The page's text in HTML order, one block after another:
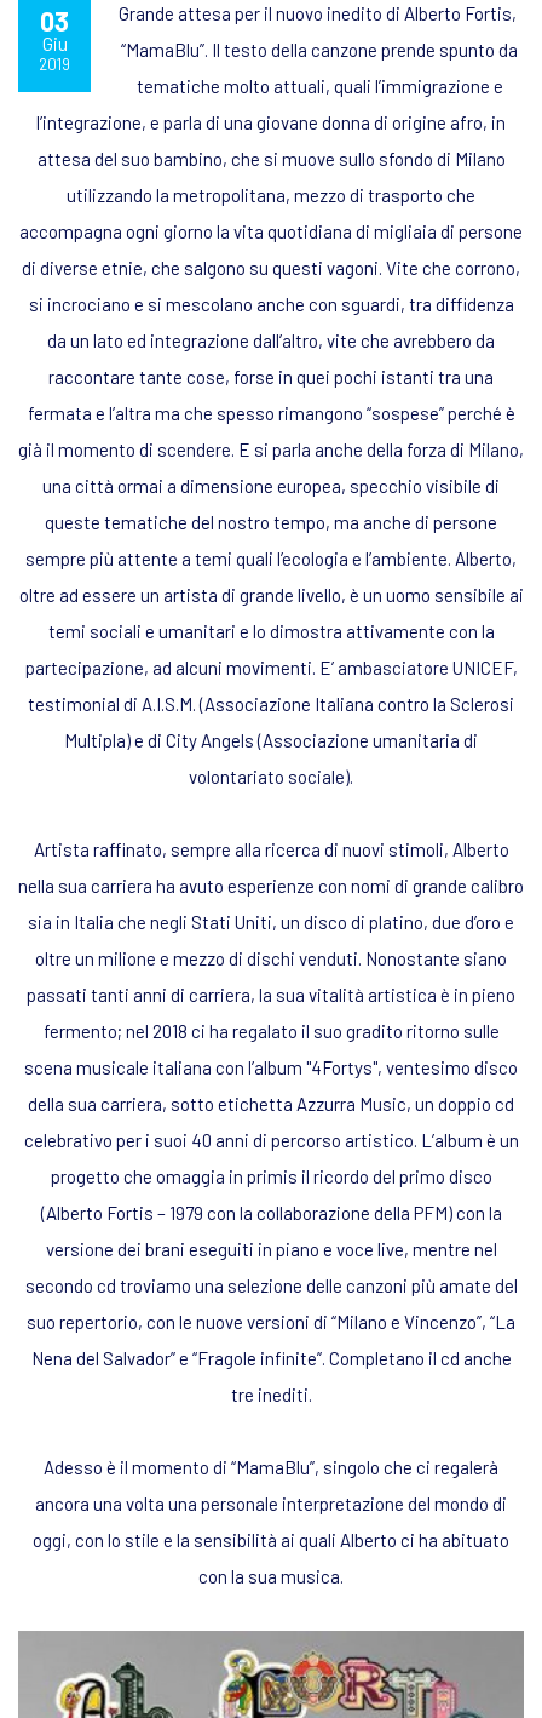
03
Giu
2019
Grande attesa per il nuovo inedito di Alberto Fortis,
“MamaBlu”. Il testo della canzone prende spunto da
tematiche molto attuali, quali l’immigrazione e
l’integrazione, e parla di una giovane donna di origine afro, in
attesa del suo bambino, che si muove sullo sfondo di Milano
utilizzando la metropolitana, mezzo di trasporto che
accompagna ogni giorno la vita quotidiana di migliaia di persone
di diverse etnie, che salgono su questi vagoni. Vite che corrono,
si incrociano e si mescolano anche con sguardi, tra diffidenza
da un lato ed integrazione dall’altro, vite che avrebbero da
raccontare tante cose, forse in quei pochi istanti tra una
fermata e l’altra ma che spesso rimangono “sospese” perché è
già il momento di scendere. E si parla anche della forza di Milano,
una città ormai a dimensione europea, specchio visibile di
queste tematiche del nostro tempo, ma anche di persone
sempre più attente a temi quali l’ecologia e l’ambiente. Alberto,
oltre ad essere un artista di grande livello, è un uomo sensibile ai
temi sociali e umanitari e lo dimostra attivamente con la
partecipazione, ad alcuni movimenti. E’ ambasciatore UNICEF,
testimonial di A.I.S.M. (Associazione Italiana contro la Sclerosi
Multipla) e di City Angels (Associazione umanitaria di
volontariato sociale).
Artista raffinato, sempre alla ricerca di nuovi stimoli, Alberto
nella sua carriera ha avuto esperienze con nomi di grande calibro
sia in Italia che negli Stati Uniti, un disco di platino, due d’oro e
oltre un milione e mezzo di dischi venduti. Nonostante siano
passati tanti anni di carriera, la sua vitalità artistica è in pieno
fermento; nel 2018 ci ha regalato il suo gradito ritorno sulle
scena musicale italiana con l’album "4Fortys", ventesimo disco
della sua carriera, sotto etichetta Azzurra Music, un doppio cd
celebrativo per i suoi 40 anni di percorso artistico. L’album è un
progetto che omaggia in primis il ricordo del primo disco
(Alberto Fortis – 1979 con la collaborazione della PFM) con la
versione dei brani eseguiti in piano e voce live, mentre nel
secondo cd troviamo una selezione delle canzoni più amate del
suo repertorio, con le nuove versioni di “Milano e Vincenzo”, “La
Nena del Salvador” e “Fragole infinite”. Completano il cd anche
tre inediti.
Adesso è il momento di “MamaBlu”, singolo che ci regalerà
ancora una volta una personale interpretazione del mondo di
oggi, con lo stile e la sensibilità ai quali Alberto ci ha abituato
con la sua musica.